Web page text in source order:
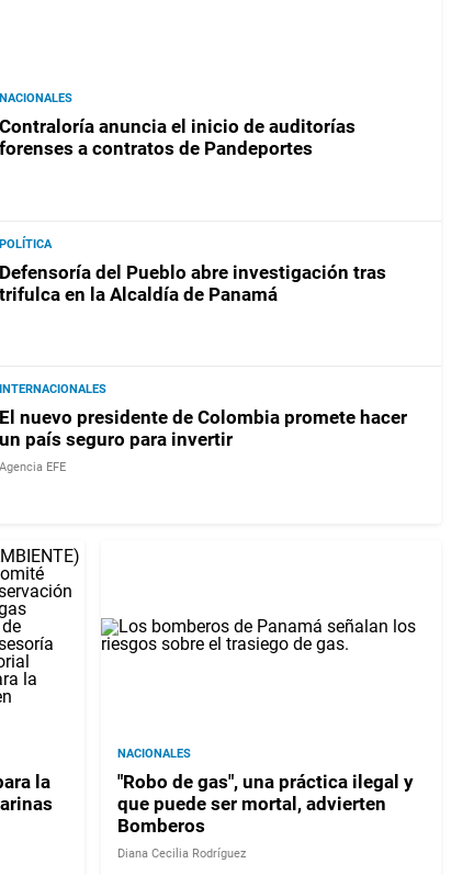
NACIONALES
Contraloría anuncia el inicio de auditorías
forenses a contratos de Pandeportes
POLÍTICA
Defensoría del Pueblo abre investigación tras
trifulca en la Alcaldía de Panamá
INTERNACIONALES
El nuevo presidente de Colombia promete hacer
un país seguro para invertir
Agencia EFE
la
NACIONALES
"Robo de gas", una práctica ilegal y
que puede ser mortal, advierten
Bomberos
Diana Cecilia Rodríguez